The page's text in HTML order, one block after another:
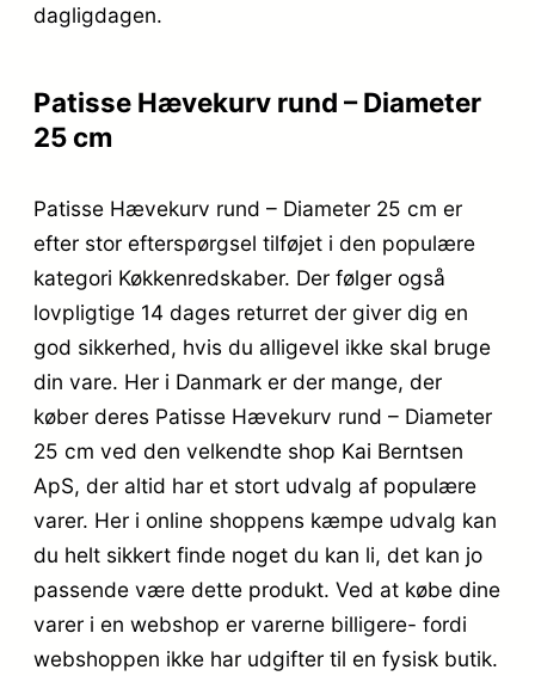
dagligdagen.
Patisse Hævekurv rund – Diameter
25 cm
Patisse Hævekurv rund – Diameter 25 cm er
efter stor efterspørgsel tilføjet i den populære
kategori Køkkenredskaber. Der følger også
lovpligtige 14 dages returret der giver dig en
god sikkerhed, hvis du alligevel ikke skal bruge
din vare. Her i Danmark er der mange, der
køber deres Patisse Hævekurv rund – Diameter
25 cm ved den velkendte shop Kai Berntsen
ApS, der altid har et stort udvalg af populære
varer. Her i online shoppens kæmpe udvalg kan
du helt sikkert finde noget du kan li, det kan jo
passende være dette produkt. Ved at købe dine
varer i en webshop er varerne billigere- fordi
webshoppen ikke har udgifter til en fysisk butik.